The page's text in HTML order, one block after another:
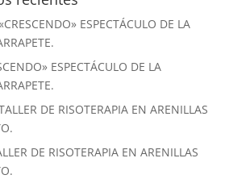
ESPECTÁCULO DE LA
ESPECTÁCULO DE LA
DE RISOTERAPIA EN ARENILLAS
DE RISOTERAPIA EN ARENILLAS